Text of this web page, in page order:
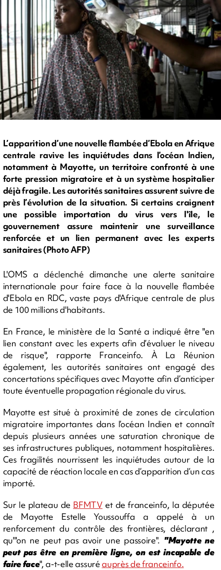
L’apparition d’une nouvelle flambée d’Ebola en Afrique
centrale ravive les inquiétudes dans l’océan Indien,
notamment à Mayotte, un territoire confronté à une
forte pression migratoire et à un système hospitalier
déjà fragile. Les autorités sanitaires assurent suivre de
près l’évolution de la situation. Si certains craignent
une possible importation du virus vers l'île, le
gouvernement assure maintenir une surveillance
renforcée et un lien permanent avec les experts
sanitaires (Photo AFP)
L'OMS a déclenché dimanche une alerte sanitaire
internationale pour faire face à la nouvelle flambée
d'Ebola en RDC, vaste pays d'Afrique centrale de plus
de 100 millions d'habitants.
En France, le ministère de la Santé a indiqué être "en
lien constant avec les experts afin d’évaluer le niveau
de risque", rapporte Franceinfo. À La Réunion
également, les autorités sanitaires ont engagé des
concertations spécifiques avec Mayotte afin d’anticiper
toute éventuelle propagation régionale du virus.
Mayotte est situé à proximité de zones de circulation
migratoire importantes dans l’océan Indien et connaît
depuis plusieurs années une saturation chronique de
ses infrastructures publiques, notamment hospitalières.
Ces fragilités nourrissent les inquiétudes autour de la
capacité de réaction locale en cas d’apparition d’un cas
importé.
Sur le plateau de BFMTVet de franceinfo, la députée
de Mayotte Estelle Youssouffa a appelé à un
renforcement du contrôle des frontières, déclarant ,
qu'"on ne peut pas avoir une passoire". "Mayotte ne
peut pas être en première ligne, on est incapable de
faire face", a-t-elle assuré auprès de franceinfo.